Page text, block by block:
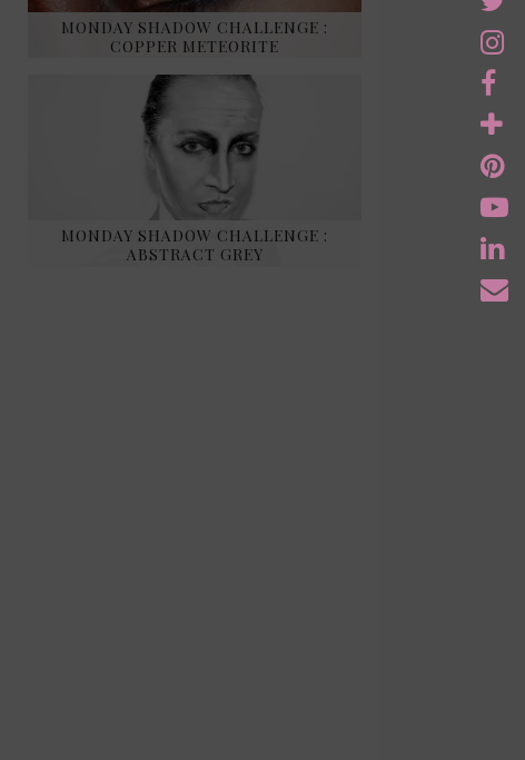
MONDAY SHADOW CHALLENGE :
COPPER METEORITE
MONDAY SHADOW CHALLENGE :
ABSTRACT GREY